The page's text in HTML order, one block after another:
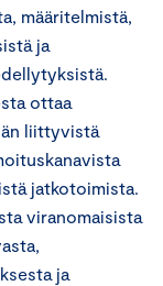
määritelmistä,
ja
ottaa
liittyvistä
jatkotoimista.
viranomaisista
ja